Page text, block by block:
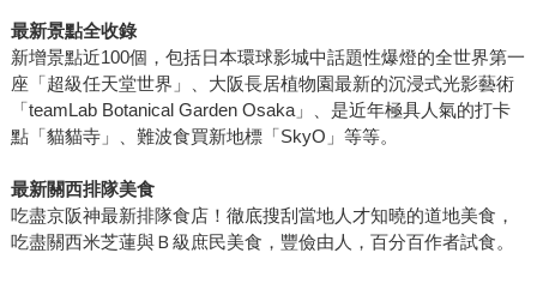
最新景點全收錄
新增景點近100個，包括日本環球影城中話題性爆燈的全世界第一
座「超級任天堂世界」、大阪長居植物園最新的沉浸式光影藝術
「teamLab Botanical Garden Osaka」、是近年極具人氣的打卡
點「貓貓寺」、難波食買新地標「SkyO」等等。
最新關西排隊美食
吃盡京阪神最新排隊食店！徹底搜刮當地人才知曉的道地美食，
吃盡關西米芝蓮與Ｂ級庶民美食，豐儉由人，百分百作者試食。